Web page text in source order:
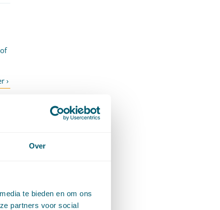
Over
te bieden en om ons
partners voor social